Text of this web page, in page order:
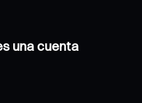
una cuenta